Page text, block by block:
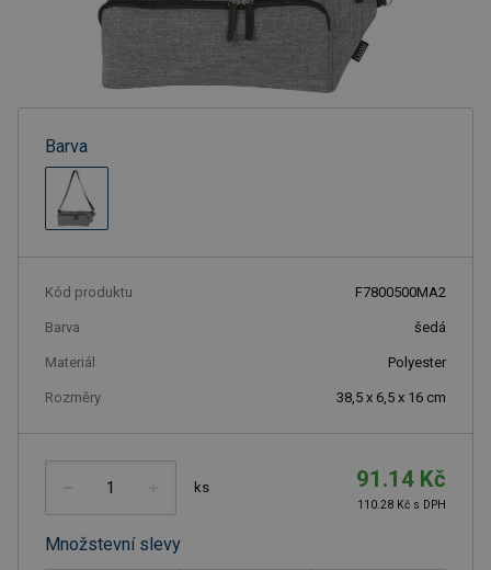
Barva
Kód produktu F7800500MA2
Barva šedá
Materiál Polyester
Rozměry 38,5 x 6,5 x 16 cm
ks 91.14 Kč
110.28 Kč s DPH
Množstevní slevy